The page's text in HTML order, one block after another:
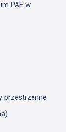
PAE w
przestrzenne